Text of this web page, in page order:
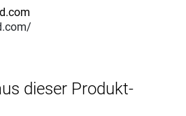
dieser Produkt-